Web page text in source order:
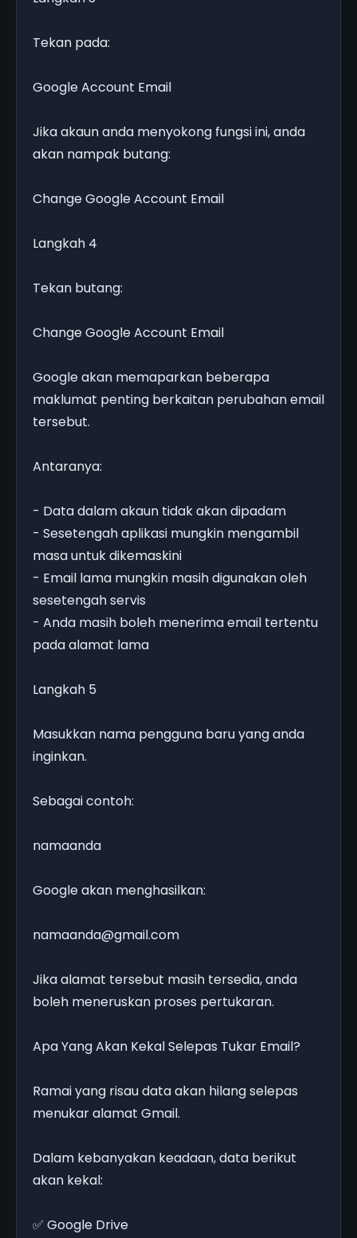
Tekan pada:
Google Account Email
Jika akaun anda menyokong fungsi ini, anda
akan nampak butang:
Change Google Account Email
Langkah 4
Tekan butang:
Change Google Account Email
Google akan memaparkan beberapa
maklumat penting berkaitan perubahan email
tersebut.
Antaranya:
- Data dalam akaun tidak akan dipadam
- Sesetengah aplikasi mungkin mengambil
masa untuk dikemaskini
- Email lama mungkin masih digunakan oleh
sesetengah servis
- Anda masih boleh menerima email tertentu
pada alamat lama
Langkah 5
Masukkan nama pengguna baru yang anda
inginkan.
Sebagai contoh:
namaanda
Google akan menghasilkan:
namaanda@gmail.com
Jika alamat tersebut masih tersedia, anda
boleh meneruskan proses pertukaran.
Apa Yang Akan Kekal Selepas Tukar Email?
Ramai yang risau data akan hilang selepas
menukar alamat Gmail.
Dalam kebanyakan keadaan, data berikut
akan kekal:
✅ Google Drive